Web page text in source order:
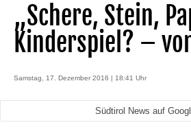
„Schere, Stein,
Kinderspiel? –
Samstag, 17. Dezember 2016 | 18:41 Uhr
Südtirol News auf